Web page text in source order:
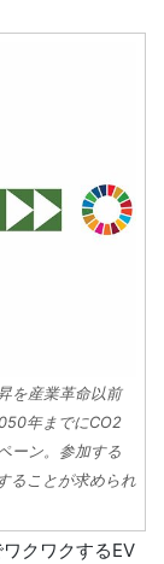
を産業革命以前
年までにCO2
ーン。参加する
ることが求められ
クワクするEV